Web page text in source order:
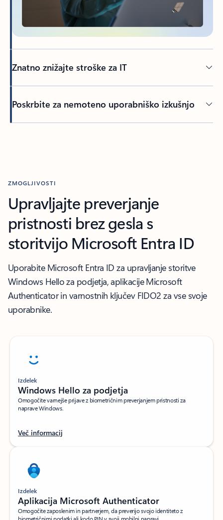
Znatno znižajte stroške za IT
Poskrbite za nemoteno uporabniško izkušnjo
ZMOGLJIVOSTI
Upravljajte preverjanje
pristnosti brez gesla s
storitvijo Microsoft Entra ID
Uporabite Microsoft Entra ID za upravljanje storitve
Windows Hello za podjetja, aplikacije Microsoft
Authenticator in varnostnih ključev FIDO2 za vse svoje
uporabnike.
Izdelek
Windows Hello za podjetja
Omogočite varnejše prijave z biometričnim preverjanjem pristnosti za
naprave Windows.
Več informacij
Izdelek
Aplikacija Microsoft Authenticator
Omogočite zaposlenim in partnerjem, da preverijo svojo identiteto z
biometričnimi podatki ali kodo PIN v svoji mobilni napravi.